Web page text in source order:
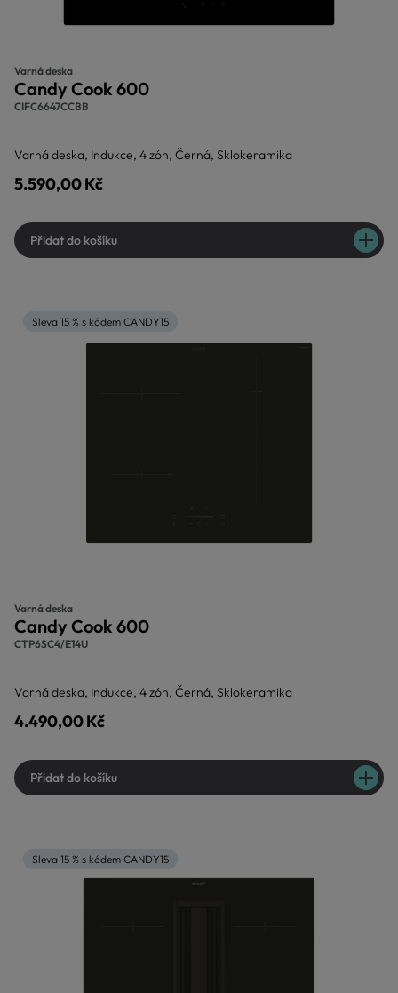
Varná deska
Candy Cook 600
CIFC6647CCBB
Varná deska, Indukce, 4 zón, Černá, Sklokeramika
5.590,00 Kč
Přidat do košíku
Sleva 15 % s kódem CANDY15
Varná deska
Candy Cook 600
CTP6SC4/E14U
Varná deska, Indukce, 4 zón, Černá, Sklokeramika
4.490,00 Kč
Přidat do košíku
Sleva 15 % s kódem CANDY15